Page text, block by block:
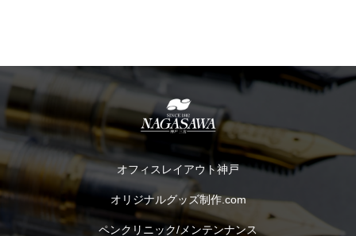
オフィスレイアウト神戸
オリジナルグッズ制作.com
ペンクリニック/メンテンナンス